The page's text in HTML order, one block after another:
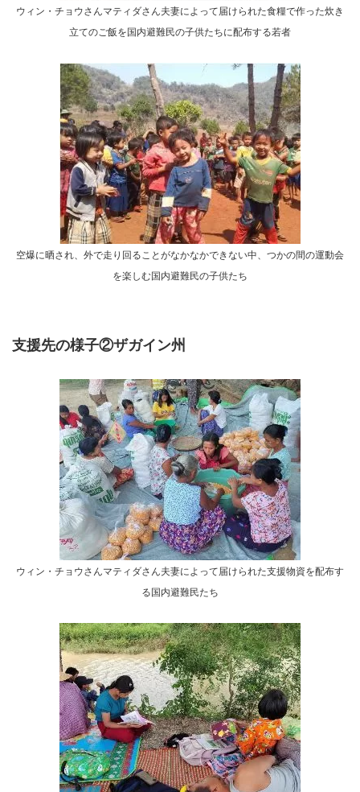
ウィン・チョウさんマティダさん夫妻によって届けられた食糧で作った炊き
立てのご飯を国内避難民の子供たちに配布する若者
空爆に晒され、外で走り回ることがなかなかできない中、つかの間の運動会
を楽しむ国内避難民の子供たち
支援先の様子②ザガイン州
ウィン・チョウさんマティダさん夫妻によって届けられた支援物資を配布す
る国内避難民たち